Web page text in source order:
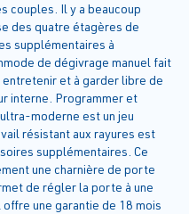
couples. Il y a beaucoup
des quatre étagères de
supplémentaires à
de dégivrage manuel fait
et à garder libre de
interne. Programmer et
moderne est un jeu
résistant aux rayures est
supplémentaires. Ce
une charnière de porte
de régler la porte à une
une garantie de 18 mois